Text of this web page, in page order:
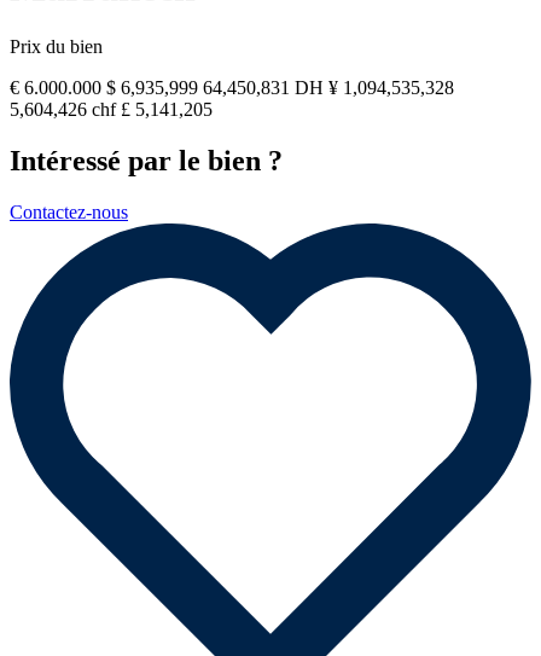
Prix du bien
€ 6.000.000 $ 6,935,999 64,450,831 DH ¥ 1,094,535,328
5,604,426 chf £ 5,141,205
Intéressé par le bien ?
Contactez-nous